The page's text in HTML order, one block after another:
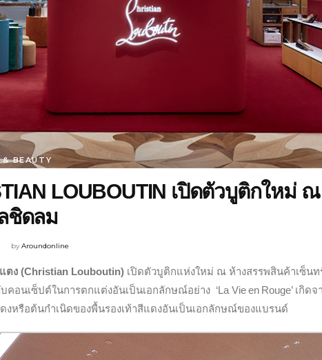
BEAUTY
LOUBOUTIN เปิดตัวบูติกใหม่
ชิดลม
byAroundonline
ตง (Christian Louboutin) เปิดตัวบูติกแห่งใหม่ ณ ห้างสรรพสินค้าเซ็น
คอนเซ็ปต์ในการตกแต่งอันเป็นเอกลักษณ์อย่าง ‘La Vie en Rouge’ เกิดจ
ดงหรือต้นกำเนิดของพื้นรองเท้าสีแดงอันเป็นเอกลักษณ์ของแบรนด์